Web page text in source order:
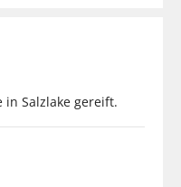
in Salzlake gereift.